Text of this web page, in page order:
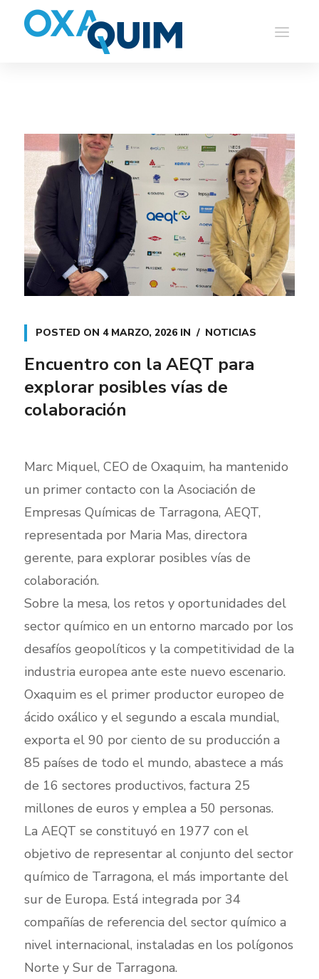
POSTED ON 4 MARZO, 2026IN NOTICIAS
Encuentro con la AEQT para
explorar posibles vías de
colaboración
Marc Miquel, CEO de Oxaquim, ha mantenido
un primer contacto con la Asociación de
Empresas Químicas de Tarragona, AEQT,
representada por Maria Mas, directora
gerente, para explorar posibles vías de
colaboración.
Sobre la mesa, los retos y oportunidades del
sector químico en un entorno marcado por los
desafíos geopolíticos y la competitividad de la
industria europea ante este nuevo escenario.
Oxaquim es el primer productor europeo de
ácido oxálico y el segundo a escala mundial,
exporta el 90 por ciento de su producción a
85 países de todo el mundo, abastece a más
de 16 sectores productivos, factura 25
millones de euros y emplea a 50 personas.
La AEQT se constituyó en 1977 con el
objetivo de representar al conjunto del sector
químico de Tarragona, el más importante del
sur de Europa. Está integrada por 34
compañías de referencia del sector químico a
nivel internacional, instaladas en los polígonos
Norte y Sur de Tarragona.